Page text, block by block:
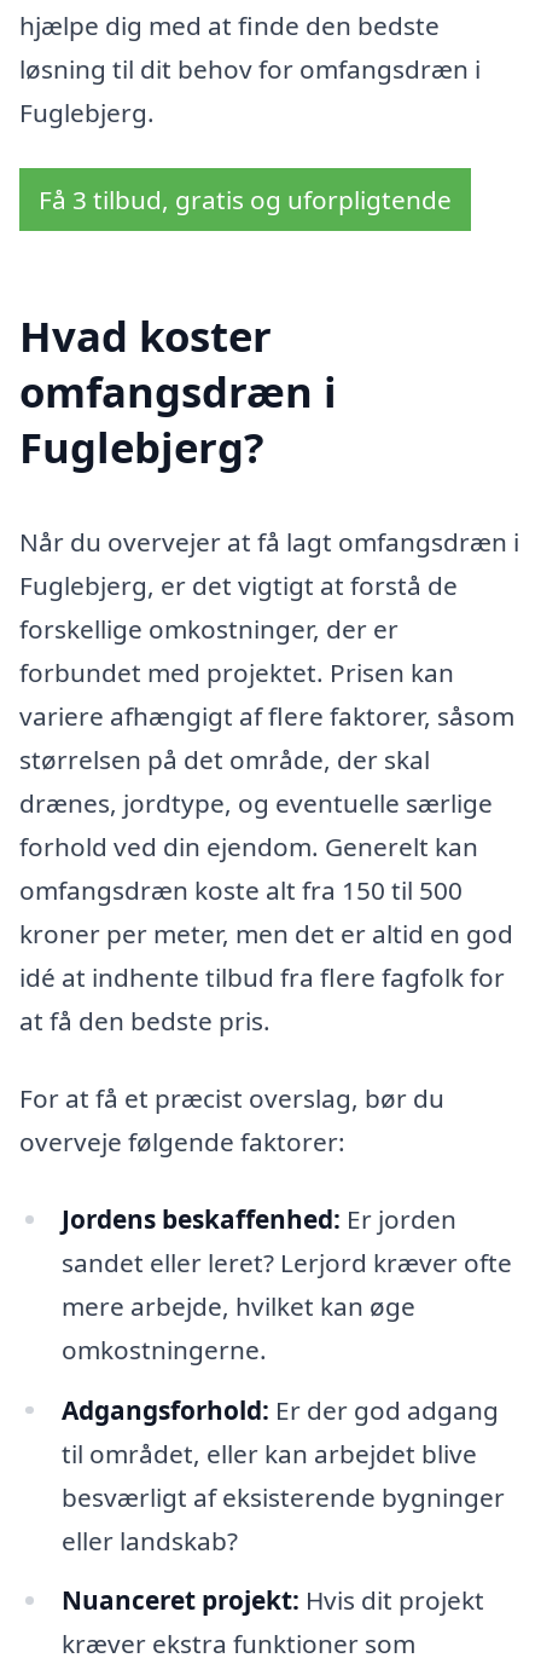
hjælpe dig med at finde den bedste
løsning til dit behov for omfangsdræn i
Fuglebjerg.
Få 3 tilbud, gratis og uforpligtende
Hvad koster
omfangsdræn i
Fuglebjerg?
Når du overvejer at få lagt omfangsdræn i
Fuglebjerg, er det vigtigt at forstå de
forskellige omkostninger, der er
forbundet med projektet. Prisen kan
variere afhængigt af flere faktorer, såsom
størrelsen på det område, der skal
drænes, jordtype, og eventuelle særlige
forhold ved din ejendom. Generelt kan
omfangsdræn koste alt fra 150 til 500
kroner per meter, men det er altid en god
idé at indhente tilbud fra flere fagfolk for
at få den bedste pris.
For at få et præcist overslag, bør du
overveje følgende faktorer:
Jordens beskaffenhed: Er jorden
sandet eller leret? Lerjord kræver ofte
mere arbejde, hvilket kan øge
omkostningerne.
Adgangsforhold: Er der god adgang
til området, eller kan arbejdet blive
besværligt af eksisterende bygninger
eller landskab?
Nuanceret projekt: Hvis dit projekt
kræver ekstra funktioner som